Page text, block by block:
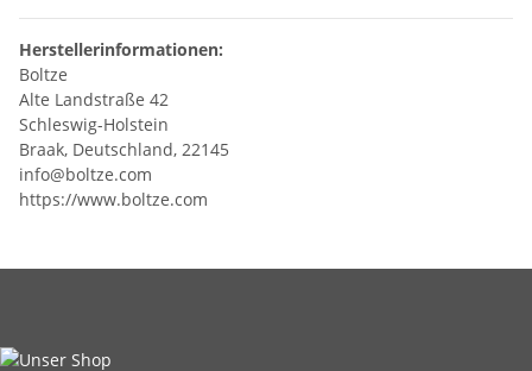
Herstellerinformationen:
Boltze
Alte Landstraße 42
Schleswig-Holstein
Braak, Deutschland, 22145
info@boltze.com
https://www.boltze.com